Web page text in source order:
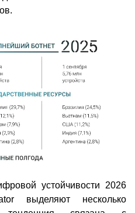
устойчивости 2026
выделяют несколько